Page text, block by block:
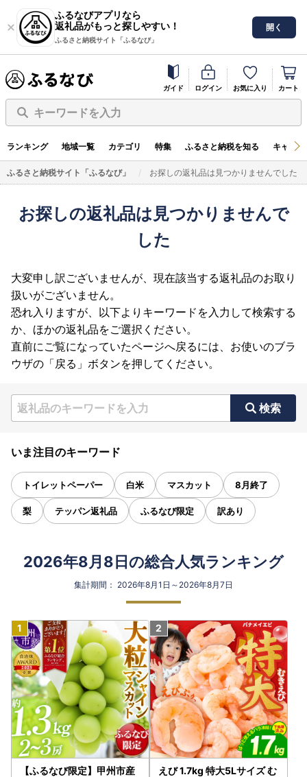
ふるなびアプリなら
返礼品がもっと探しやすい！
ふるさと納税サイト「ふるなび」
開く
ガイド ログイン お気に入り カート
キーワードを入力
ランキング 地域一覧 カテゴリ 特集 ふるさと納税を知る キャン
ふるさと納税サイト「ふるなび」 お探しの返礼品は見つかりませんでした
お探しの返礼品は見つかりませんで
した
大変申し訳ございませんが、現在該当する返礼品のお取り
扱いがございません。
恐れ入りますが、以下よりキーワードを入力して検索する
か、ほかの返礼品をご選択ください。
直前にご覧になっていたページへ戻るには、お使いのブラ
ウザの「戻る」ボタンを押してください。
検索
いま注目のキーワード
トイレットペーパー 白米 マスカット 8月終了
梨 テッパン返礼品 ふるなび限定 訳あり
2026年8月8日の総合人気ランキング
集計期間： 2026年8月1日～2026年8月7日
【ふるなび限定】甲州市産
えび 1.7kg 特大5Lサイズ む